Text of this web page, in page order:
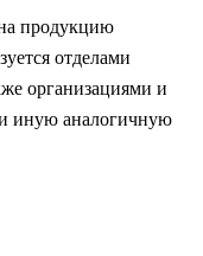
на продукцию
отделами
организациями и
иную аналогичную